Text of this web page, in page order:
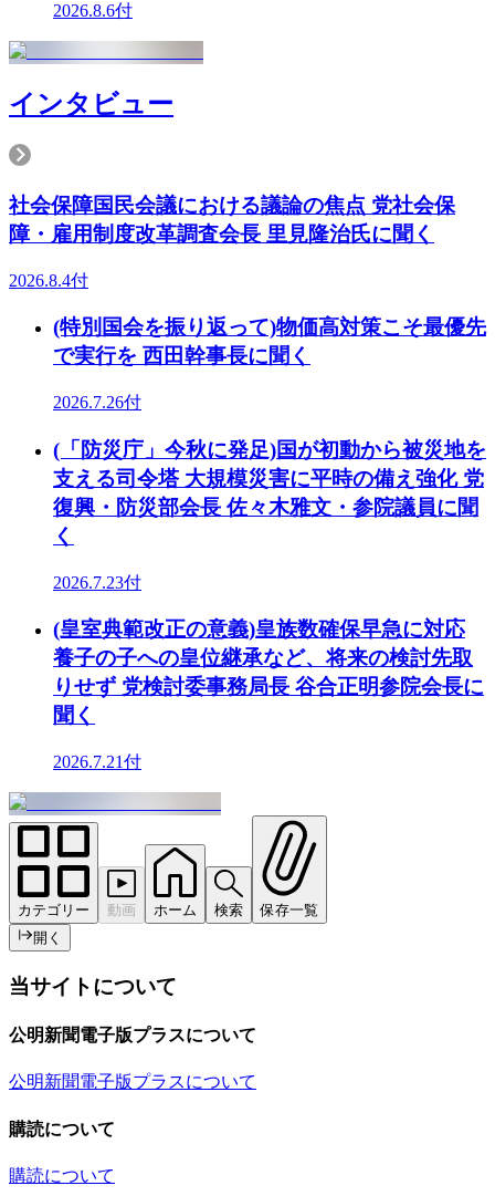
2026.8.6付
インタビュー
社会保障国民会議における議論の焦点 党社会保
障・雇用制度改革調査会長 里見隆治氏に聞く
2026.8.4付
(特別国会を振り返って)物価高対策こそ最優先
で実行を 西田幹事長に聞く
2026.7.26付
(「防災庁」今秋に発足)国が初動から被災地を
支える司令塔 大規模災害に平時の備え強化 党
復興・防災部会長 佐々木雅文・参院議員に聞
く
2026.7.23付
(皇室典範改正の意義)皇族数確保早急に対応
養子の子への皇位継承など、将来の検討先取
りせず 党検討委事務局長 谷合正明参院会長に
聞く
2026.7.21付
カテゴリー 動画 ホーム 検索
保存一覧
開く
当サイトについて
公明新聞電子版プラスについて
公明新聞電子版プラスについて
購読について
購読について